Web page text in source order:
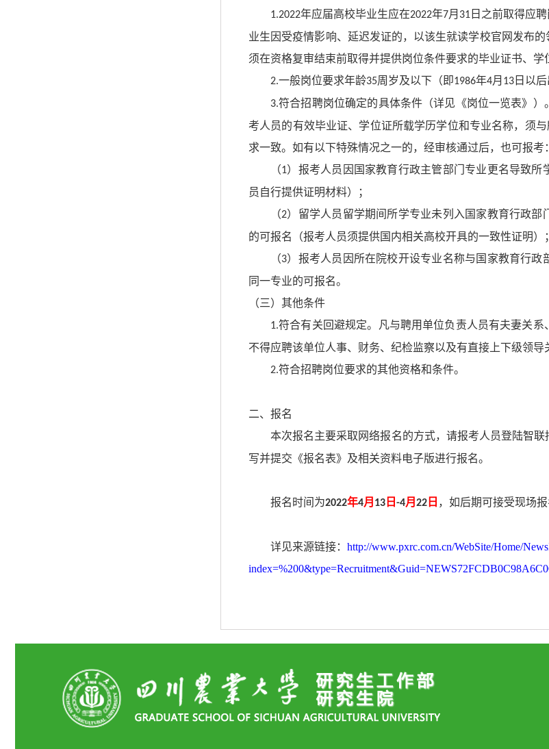
1.2022年应届高校毕业生应在2022年7月 31 日之前取得应
业生因受疫情影响、延迟发证的，以该生就读学校官网发布
须在资格复审结束前取得并提供岗位条件要求的毕业证书、学
2.一般岗位要求年龄35周岁及以下（即1986年4月 13 日以
3.符合招聘岗位确定的具体条件（详见《岗位一览表》
考人员的有效毕业证、学位证所载学历学位和专业名称，须
求一致。如有以下特殊情况之一的，经审核通过后，也可报考：
（1）报考人员因国家教育行政主管部门专业更名导致
员自行提供证明材料）；
（2）留学人员留学期间所学专业未列入国家教育行政
的可报名（报考人员须提供国内相关高校开具的一致性证明）；
（3）报考人员因所在院校开设专业名称与国家教育行
同一专业的可报名。
（三）其他条件
1.符合有关回避规定。凡与聘用单位负责人员有夫妻关
不得应聘该单位人事、财务、纪检监察以及有直接上下级领导
2.符合招聘岗位要求的其他资格和条件。
二、报名
本次报名主要采取网络报名的方式，请报考人员登陆智联
写并提交《报名表》及相关资料电子版进行报名。
报名时间为2022年4月 13 日 -4月 22 日 ，如后期可接受现场报
详见来源链接： http://www.pxrc.com.cn/WebSite/Home/